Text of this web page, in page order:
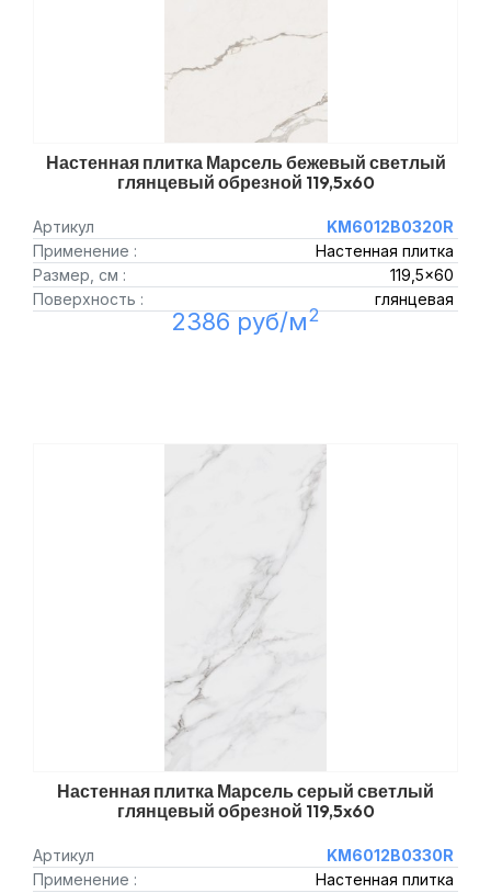
Настенная плитка Марсель бежевый светлый
глянцевый обрезной 119,5x60
Артикул
KM6012B0320R
Применение :
Настенная плитка
Размер, см :
119,5x60
Поверхность :
глянцевая
2386 руб/м2
Настенная плитка Марсель серый светлый
глянцевый обрезной 119,5x60
Артикул
KM6012B0330R
Применение :
Настенная плитка